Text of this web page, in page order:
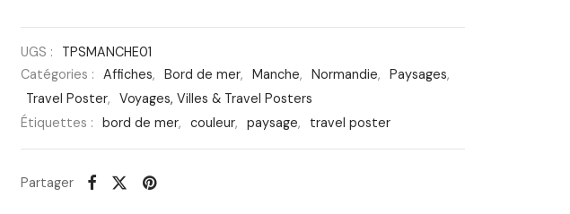
UGS :
TPSMANCHE01
Catégories :
Affiches, Bord de mer, Manche, Normandie, Paysages,
Travel Poster,
Voyages, Villes & Travel Posters
Étiquettes :
bord de mer, couleur, paysage, travel poster
Partager